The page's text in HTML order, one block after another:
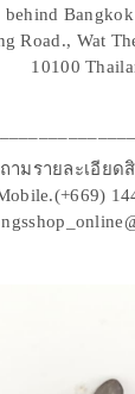
behind
Road., Wat
10100
ามรายละเอียด